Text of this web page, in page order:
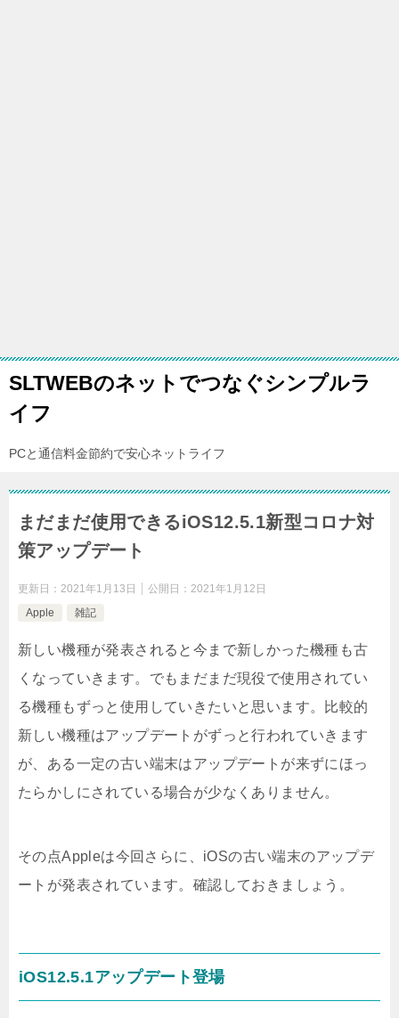
SLTWEBのネットでつなぐシンプルラ
イフ
PCと通信料金節約で安心ネットライフ
まだまだ使用できるiOS12.5.1新型コロナ対
策アップデート
更新日： 2021年1月13日 公開日： 2021年1月12日
Apple
雑記
新しい機種が発表されると今まで新しかった機種も古
くなっていきます。でもまだまだ現役で使用されてい
る機種もずっと使用していきたいと思います。比較的
新しい機種はアップデートがずっと行われていきます
が、ある一定の古い端末はアップデートが来ずにほっ
たらかしにされている場合が少なくありません。
その点Appleは今回さらに、iOSの古い端末のアップデ
ートが発表されています。確認しておきましょう。
iOS12.5.1アップデート登場